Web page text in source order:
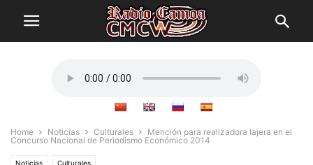
Home Noticias Culturales
Mención para realizadora lajera en el
Concurso Nacional de Periodismo Económico 2014
Noticias Culturales